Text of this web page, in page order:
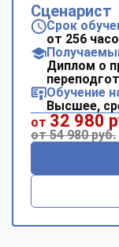
Сценарист
Срок
от 256
Диплом о
Обучение
Высшее,
от 32 980
от 54 980 руб.